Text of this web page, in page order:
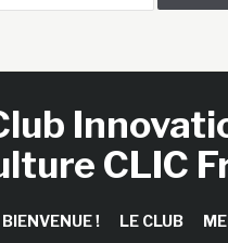
CLIC
BIENVENUE ! LE CLUB